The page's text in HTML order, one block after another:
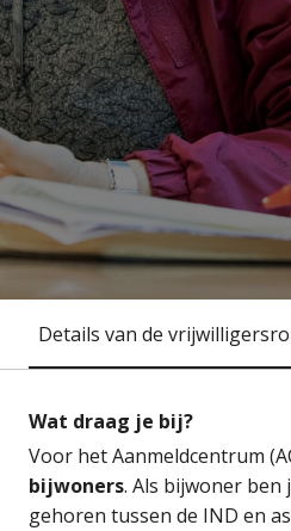
Details van de
Wat draag je bij?
Voor het Aanmeldcentrum
bijwoners. Als bijwoner ben
gehoren tussen de IND en